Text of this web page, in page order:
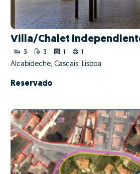
Villa/Chalet
3 3
Alcabideche, Cascais, Lisboa
Reservado